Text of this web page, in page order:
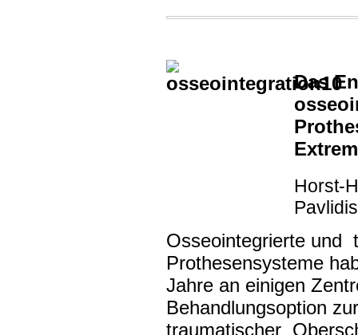
Das
Horst-
Pavlidis
Osseointegrierte und
Prothesensysteme
Jahre an einigen
Behandlungsoption
traumatischer